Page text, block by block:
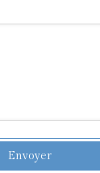
Envoyer